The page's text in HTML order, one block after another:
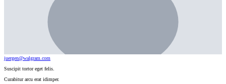
juergen@walgram.com
Suscipit tortor eget felis.
Curabitur arcu erat idimper.